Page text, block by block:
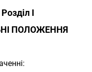
Розділ I
ПОЛОЖЕННЯ